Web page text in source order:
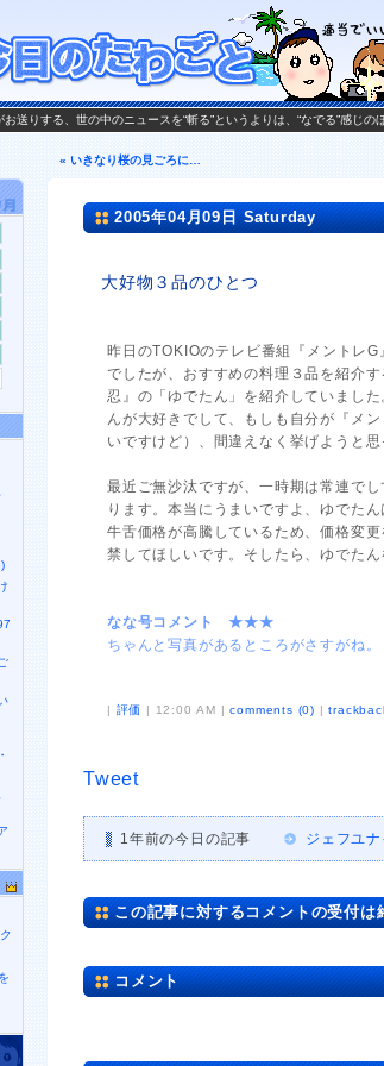
送りする、世の中のニュースを“斬る”というよりは、“なでる”感じ
« いきなり桜の見ごろに…
2005年04月09日 Saturday
大好物３品のひとつ
昨日のTOKIOのテレビ番組『メントレ
でしたが、おすすめの料理３品を紹介
忍』の「ゆでたん」を紹介していまし
んが大好きでして、もしも自分が『メ
いですけど）、間違えなく挙げようと思
最近ご無沙汰ですが、一時期は常連で
ります。本当にうまいですよ、ゆでた
牛舌価格が高騰しているため、価格変
禁してほしいです。そしたら、ゆでたん
なな号コメント ★★★
ちゃんと写真があるところがさすがね。
| 評価 | 12:00 AM |comments (0) |
Tweet
1年前の今日の記事 ジェフユ
この記事に対するコメントの受付は
コメント